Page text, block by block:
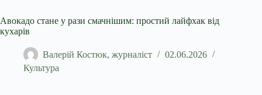
Авокадо стане у рази смачнішим: простий лайфхак від
кухарів
Валерій Костюк, журналіст
02.06.2026
Культура